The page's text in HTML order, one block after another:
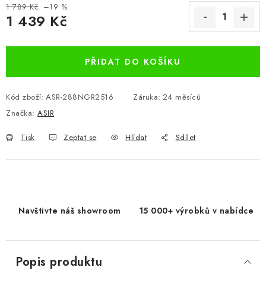
1 789 Kč –19 %
1 439 Kč
PŘIDAT DO KOŠÍKU
Kód zboží: ASR-288NGR2516 Záruka: 24 měsíců
Značka: ASIR
Tisk Zeptat se Hlídat Sdílet
Navštivte náš showroom 15 000+ výrobků v nabídce
Popis produktu